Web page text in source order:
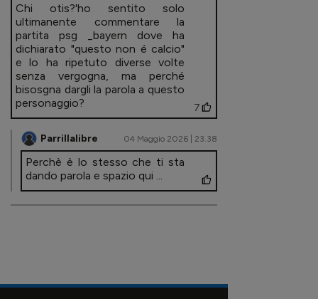
Chi otis?'ho sentito solo
ultimanente commentare la
partita psg _bayern dove ha
dichiarato "questo non é calcio"
e lo ha ripetuto diverse volte
senza vergogna, ma perché
bisosgna dargli la parola a questo
personaggio?
7
Parrillalibre 04 Maggio 2026 | 23.38
Perchè è lo stesso che ti sta
dando parola e spazio qui ...